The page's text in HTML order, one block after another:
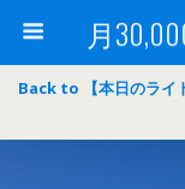
Back to 【本日のライ